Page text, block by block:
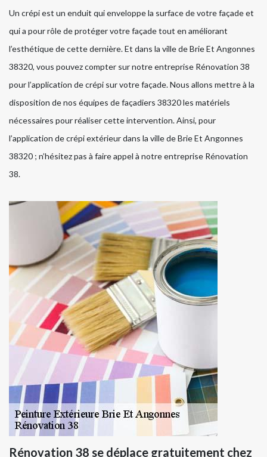
Un crépi est un enduit qui enveloppe la surface de votre façade et
qui a pour rôle de protéger votre façade tout en améliorant
l’esthétique de cette dernière. Et dans la ville de Brie Et Angonnes
38320, vous pouvez compter sur notre entreprise Rénovation 38
pour l’application de crépi sur votre façade. Nous allons mettre à la
disposition de nos équipes de façadiers 38320 les matériels
nécessaires pour réaliser cette intervention. Ainsi, pour
l’application de crépi extérieur dans la ville de Brie Et Angonnes
38320 ; n’hésitez pas à faire appel à notre entreprise Rénovation
38.
Rénovation 38 se déplace gratuitement chez